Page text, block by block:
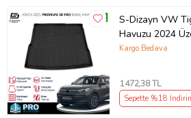
Ürün Kodu:kcm12142336
S-Dizayn VW
Havuzu 2024
Kargo Bedava
1472,38 TL
Sepette %18